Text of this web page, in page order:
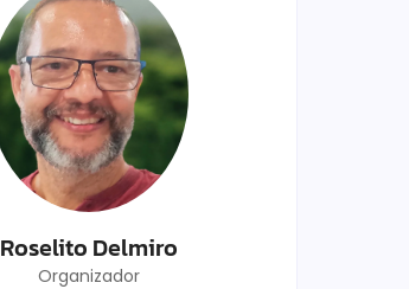
Roselito Delmiro
Organizador